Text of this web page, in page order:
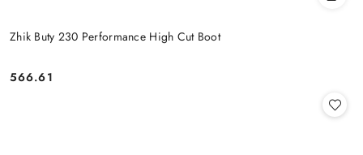
Zhik Buty 230 Performance High Cut Boot
Cena:
566.61